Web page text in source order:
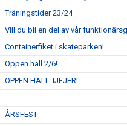
Träningstider 23/24
Vill du bli en del av vår
Containerfiket i skateparken!
Öppen hall 2/6!
ÖPPEN HALL TJEJER!
ÅRSFEST